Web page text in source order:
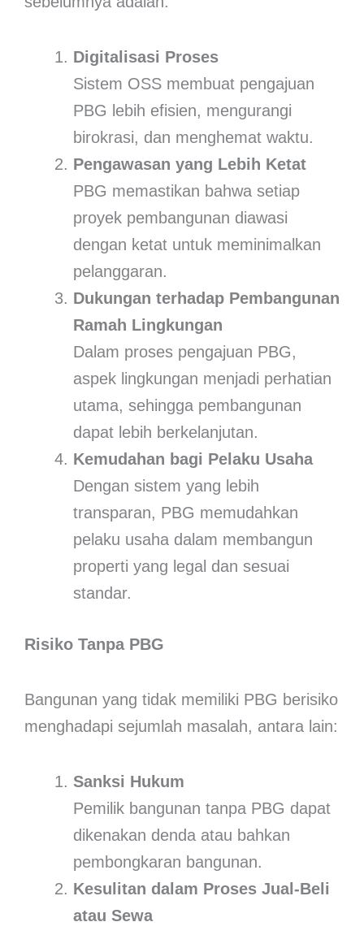
Digitalisasi Proses
Sistem OSS membuat pengajuan
PBG lebih efisien, mengurangi
birokrasi, dan menghemat waktu.
Pengawasan yang Lebih Ketat
PBG memastikan bahwa setiap
proyek pembangunan diawasi
dengan ketat untuk meminimalkan
pelanggaran.
Dukungan terhadap Pembangunan
Ramah Lingkungan
Dalam proses pengajuan PBG,
aspek lingkungan menjadi perhatian
utama, sehingga pembangunan
dapat lebih berkelanjutan.
Kemudahan bagi Pelaku Usaha
Dengan sistem yang lebih
transparan, PBG memudahkan
pelaku usaha dalam membangun
properti yang legal dan sesuai
standar.
Risiko Tanpa PBG
Bangunan yang tidak memiliki PBG berisiko
menghadapi sejumlah masalah, antara lain:
Sanksi Hukum
Pemilik bangunan tanpa PBG dapat
dikenakan denda atau bahkan
pembongkaran bangunan.
Kesulitan dalam Proses Jual-Beli
atau Sewa